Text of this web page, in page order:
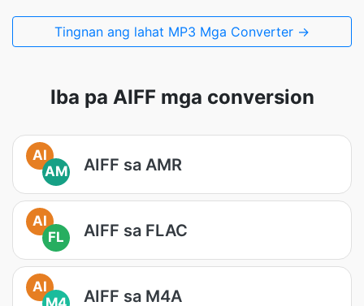
Tingnan ang lahat MP3 Mga Converter →
Iba pa AIFF mga conversion
AI
AM
AIFF sa AMR
AI
FL
AIFF sa FLAC
AI
AIFF sa M4A